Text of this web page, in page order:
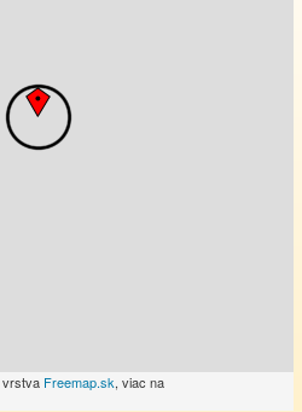
vrstva Freemap.sk, viac na